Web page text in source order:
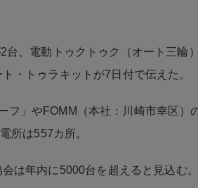
、電動トゥクトゥク（オート三輪）
・トゥラキットが7日付で伝えた。
フ」やFOMM（本社：川崎市幸区）
所は557カ所。
は年内に5000台を超えると見込む。